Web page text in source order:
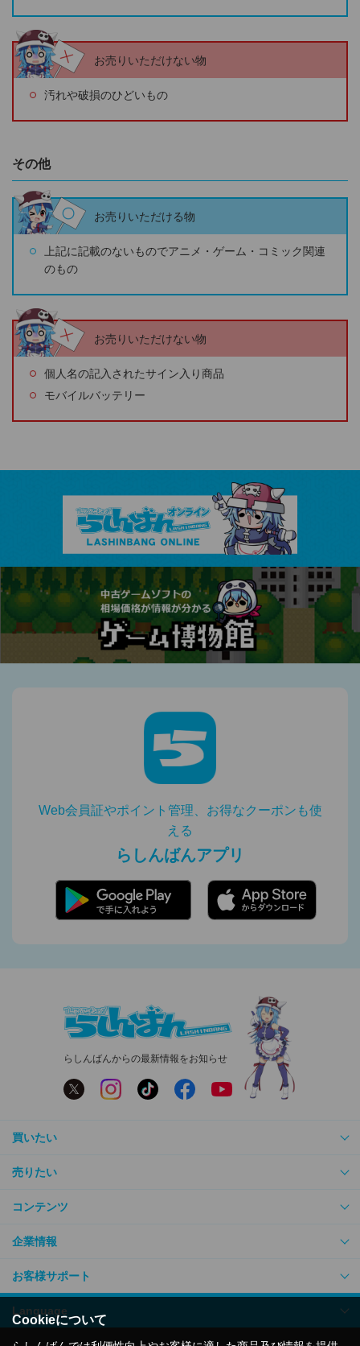
お売りいただけない物
汚れや破損のひどいもの
その他
お売りいただける物
上記に記載のないものでアニメ・ゲーム・コミック関連
のもの
お売りいただけない物
個人名の記入されたサイン入り商品
モバイルバッテリー
Cookieについて
Web会員証やポイント管理、お得なクーポンも使
える
らしんばんアプリ
らしんばんからの最新情報をお知らせ
買いたい
売りたい
コンテンツ
企業情報
お客様サポート
Language